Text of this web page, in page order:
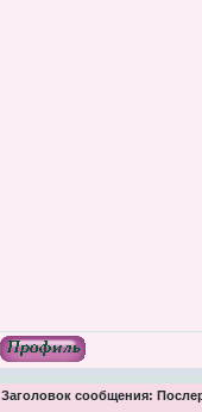
Заголовок сообщения: